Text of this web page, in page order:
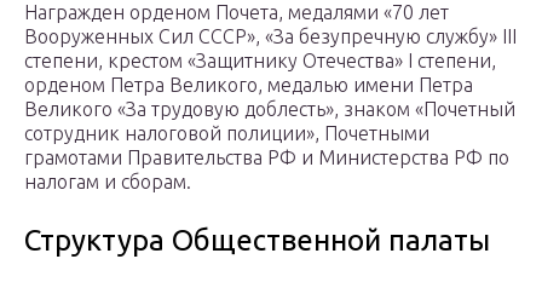
Награжден орденом Почета, медалями «70 лет
Вооруженных Сил СССР», «За безупречную службу» III
степени, крестом «Защитнику Отечества» I степени,
орденом Петра Великого, медалью имени Петра
Великого «За трудовую доблесть», знаком «Почетный
сотрудник налоговой полиции», Почетными
грамотами Правительства РФ и Министерства РФ по
налогам и сборам.
Структура Общественной палаты